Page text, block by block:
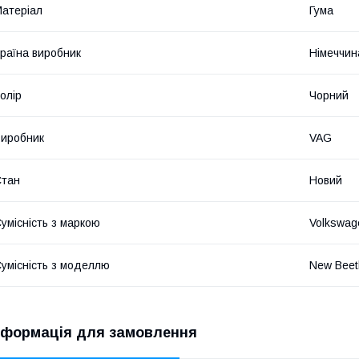
Гума
виробник
Чорний
VAG
Новий
з маркою
з моделлю New
для замовлення